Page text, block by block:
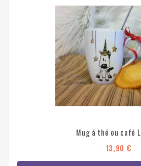
Mug à thé ou café
13,90 €